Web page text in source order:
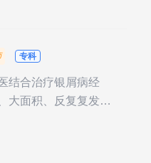
专科
结合治疗银屑病经
大面积、反复复发性